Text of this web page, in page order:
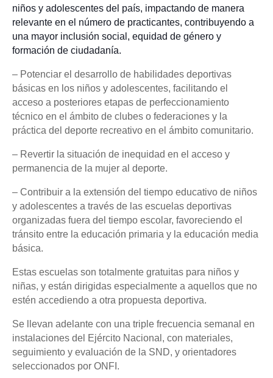
niños y adolescentes del país, impactando de manera
relevante en el número de practicantes, contribuyendo a
una mayor inclusión social, equidad de género y
formación de ciudadanía.
– Potenciar el desarrollo de habilidades deportivas
básicas en los niños y adolescentes, facilitando el
acceso a posteriores etapas de perfeccionamiento
técnico en el ámbito de clubes o federaciones y la
práctica del deporte recreativo en el ámbito comunitario.
– Revertir la situación de inequidad en el acceso y
permanencia de la mujer al deporte.
– Contribuir a la extensión del tiempo educativo de niños
y adolescentes a través de las escuelas deportivas
organizadas fuera del tiempo escolar, favoreciendo el
tránsito entre la educación primaria y la educación media
básica.
Estas escuelas son totalmente gratuitas para niños y
niñas, y están dirigidas especialmente a aquellos que no
estén accediendo a otra propuesta deportiva.
Se llevan adelante con una triple frecuencia semanal en
instalaciones del Ejército Nacional, con materiales,
seguimiento y evaluación de la SND, y orientadores
seleccionados por ONFI.